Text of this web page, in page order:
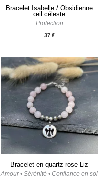
Bracelet Isabelle / Obsidienne
œil céleste
Protection
37 €
Bracelet en quartz rose Liz
Amour • Sérénité • Confiance en soi